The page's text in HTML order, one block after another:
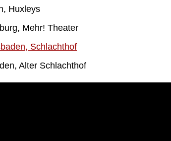
Huxleys
Mehr! Theater
Schlachthof
Alter Schlachthof